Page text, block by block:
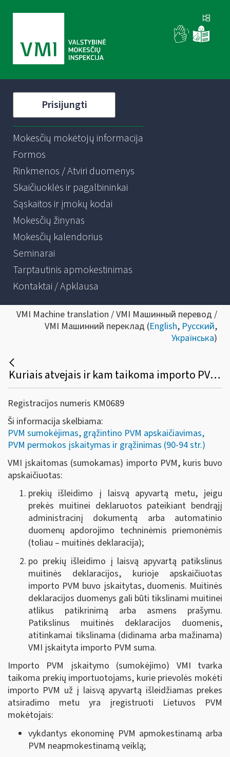
Prisijungti
Mokesčių mokėtojų informacija
Formos
Rinkmenos / Atviri duomenys
Skaičiuoklės ir pagalbininkai
Sąskaitos ir įmokų kodai
Mokesčių žinynas
Mokesčių kalendorius
Seminarai
Tarptautinis apmokestinimas
Kontaktai / Apklausa
VMI Machine translation / VMI Машинный перевод /
VMI Машинний переклад (English, Русский,
Українська)
Kuriais atvejais ir kam taikoma importo PVM įskaitymo (sumokėjimo) VMI tvarka?
Registracijos numeris KM0689
Ši informacija skelbiama:
PVM sumokėjimas, grąžintino PVM apskaičiavimas,
PVM permokos įskaitymas ir grąžinimas (90-94 str.)
VMI įskaitomas (sumokamas) importo PVM, kuris buvo
apskaičiuotas:
prekių išleidimo į laisvą apyvartą metu, jeigu
prekės muitinei deklaruotos pateikiant bendrąjį
administracinį dokumentą arba automatinio
duomenų apdorojimo techninėmis priemonėmis
(toliau – muitinės deklaracija);
po prekių išleidimo į laisvą apyvartą patikslinus
muitinės deklaracijos, kurioje apskaičiuotas
importo PVM buvo įskaitytas, duomenis. Muitinės
deklaracijos duomenys gali būti tikslinami muitinei
atlikus patikrinimą arba asmens prašymu.
Patikslinus muitinės deklaracijos duomenis,
atitinkamai tikslinama (didinama arba mažinama)
VMI įskaityta importo PVM suma.
Importo PVM įskaitymo (sumokėjimo) VMI tvarka
taikoma prekių importuotojams, kurie prievolės mokėti
importo PVM už į laisvą apyvartą išleidžiamas prekes
atsiradimo metu yra įregistruoti Lietuvos PVM
mokėtojais:
vykdantys ekonominę PVM apmokestinamą arba
PVM neapmokestinamą veiklą;